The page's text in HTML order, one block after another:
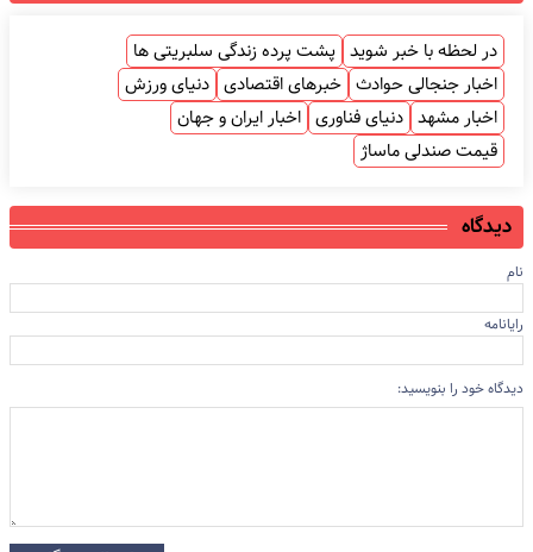
در لحظه با خبر شوید پشت پرده زندگی سلبریتی ها
اخبار جنجالی حوادث خبرهای اقتصادی دنیای ورزش
اخبار مشهد دنیای فناوری اخبار ایران و جهان
قیمت صندلی ماساژ
دیدگاه
نام
رایانامه
دیدگاه خود را بنویسید: